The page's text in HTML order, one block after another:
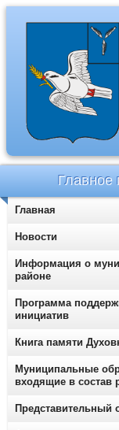
Главное
Главная
Новости
Информация о
районе
Программа
инициатив
Книга памяти
Муниципальные
входящие в состав
Представительный